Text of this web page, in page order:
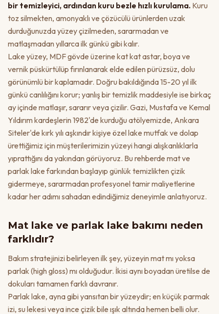
bir temizleyici, ardından kuru bezle hızlı kurulama. Kuru
toz silmekten, amonyaklı ve çözücülü ürünlerden uzak
durduğunuzda yüzey çizilmeden, sararmadan ve
matlaşmadan yıllarca ilk günkü gibi kalır.
Lake yüzey, MDF gövde üzerine kat kat astar, boya ve
vernik püskürtülüp fırınlanarak elde edilen pürüzsüz, dolu
görünümlü bir kaplamadır. Doğru bakıldığında 15-20 yıl ilk
günkü canlılığını korur; yanlış bir temizlik maddesiyle ise birkaç
ay içinde matlaşır, sararır veya çizilir. Gazi, Mustafa ve Kemal
Yıldırım kardeşlerin 1982'de kurduğu atölyemizde, Ankara
Siteler'de kırk yılı aşkındır kişiye özel lake mutfak ve dolap
ürettiğimiz için müşterilerimizin yüzeyi hangi alışkanlıklarla
yıprattığını da yakından görüyoruz. Bu rehberde mat ve
parlak lake farkından başlayıp günlük temizlikten çizik
gidermeye, sararmadan profesyonel tamir maliyetlerine
kadar her adımı sahadan edindiğimiz deneyimle anlatıyoruz.
Mat lake ve parlak lake bakımı neden
farklıdır?
Bakım stratejinizi belirleyen ilk şey, yüzeyin mat mı yoksa
parlak (high gloss) mı olduğudur. İkisi aynı boyadan üretilse de
dokuları tamamen farklı davranır.
Parlak lake, ayna gibi yansıtan bir yüzeydir; en küçük parmak
izi, su lekesi veya ince çizik bile ışık altında hemen belli olur.